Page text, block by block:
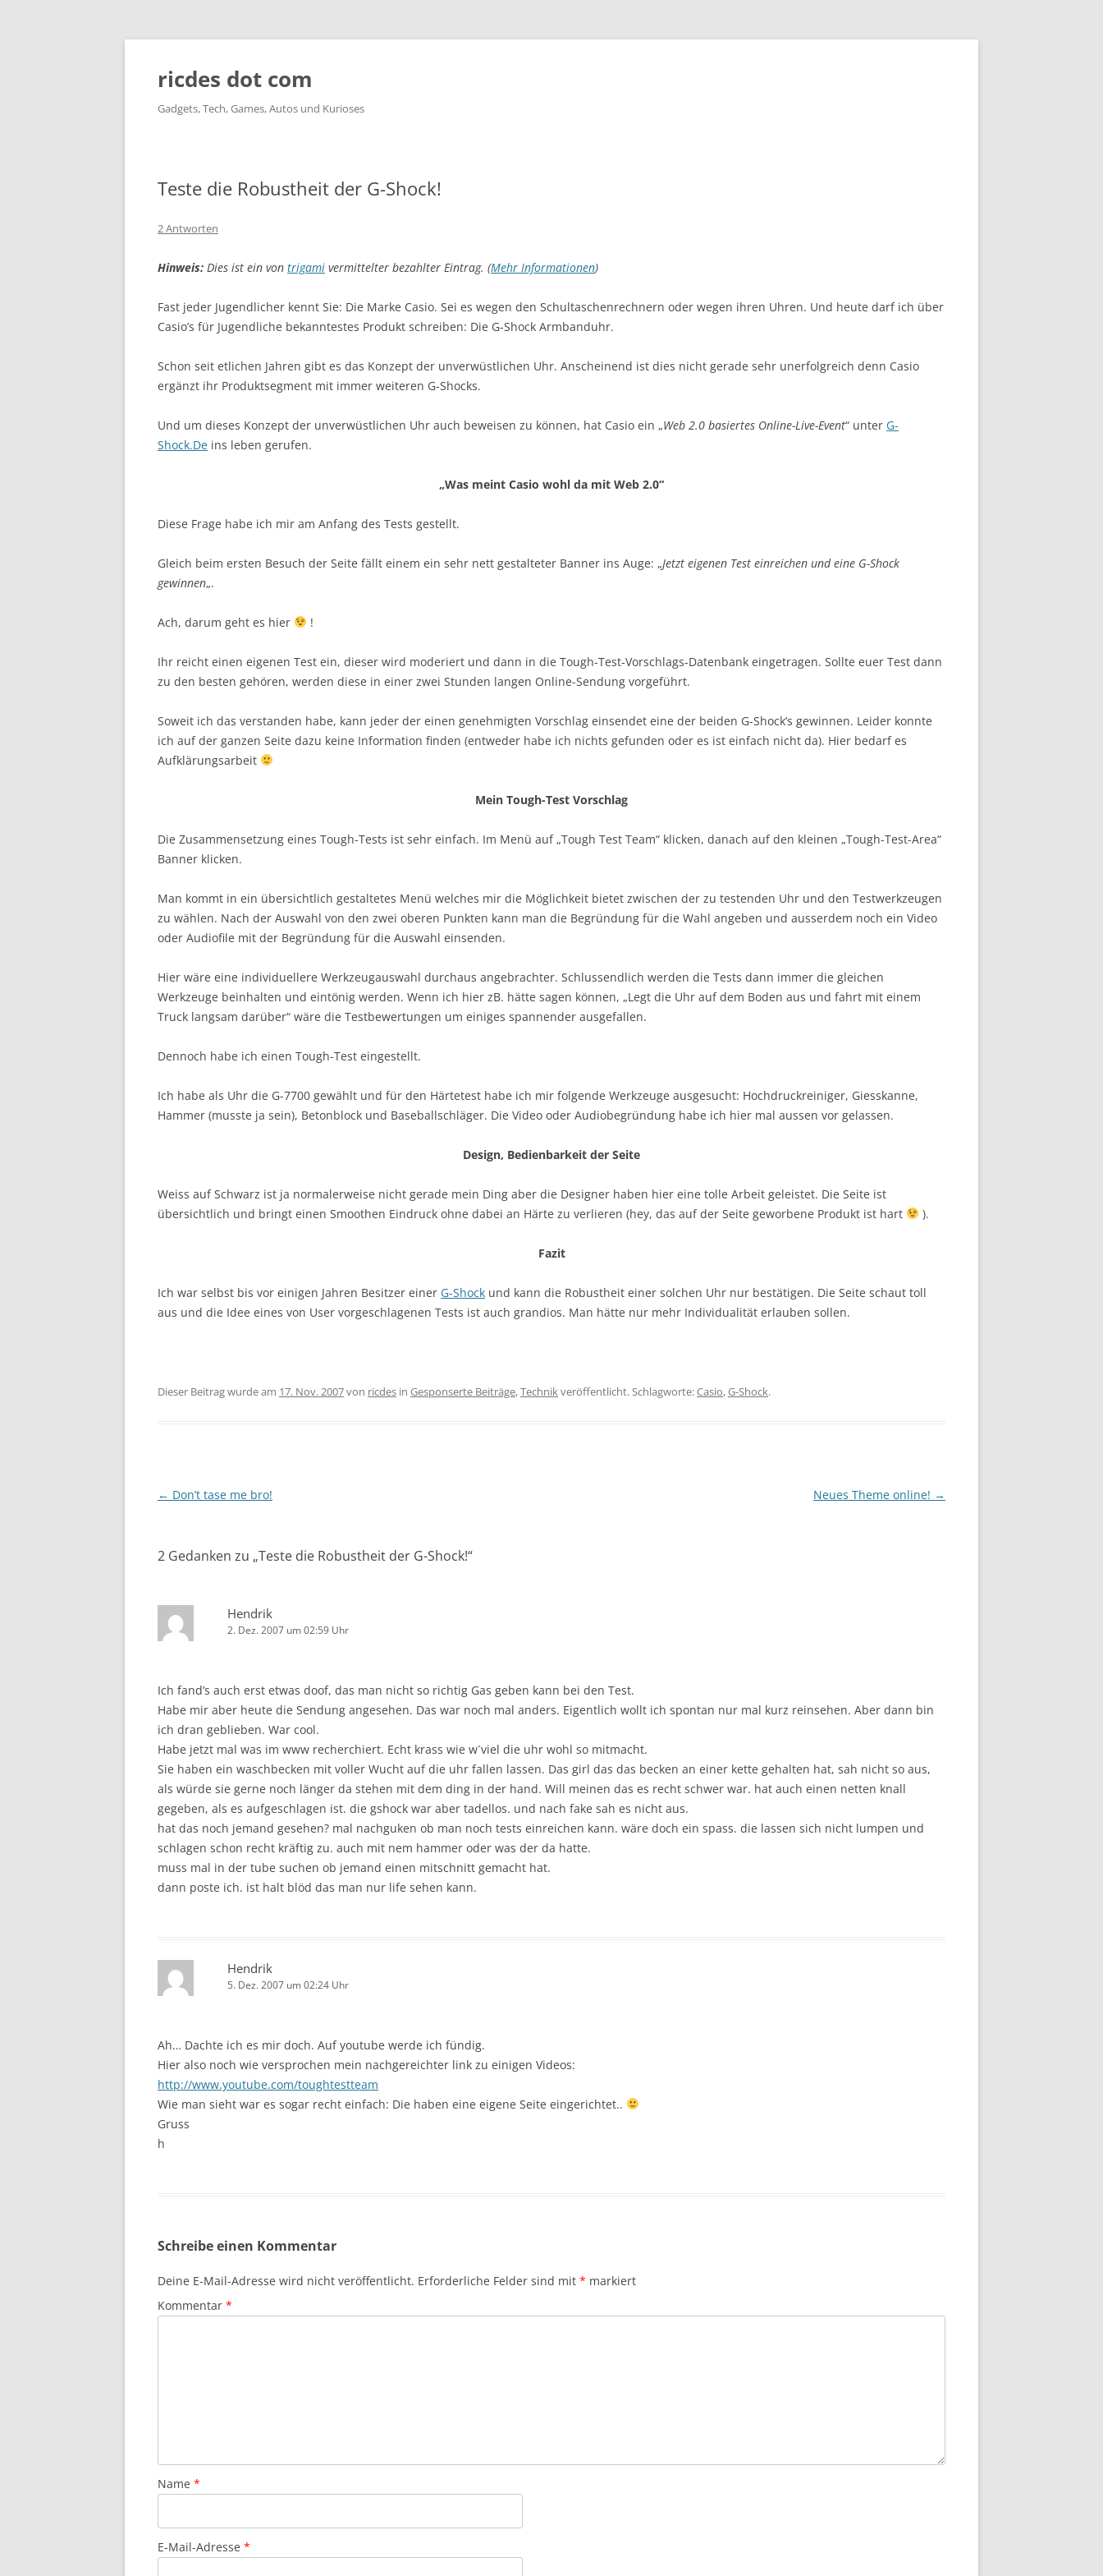
ricdes dot com
Gadgets, Tech, Games, Autos und Kurioses
Teste die Robustheit der G-Shock!
2 Antworten
Hinweis: Dies ist ein von trigami vermittelter bezahlter Eintrag. (Mehr Informationen)
Fast jeder Jugendlicher kennt Sie: Die Marke Casio. Sei es wegen den Schultaschenrechnern oder wegen ihren Uhren. Und heute darf ich über
Casio’s für Jugendliche bekanntestes Produkt schreiben: Die G-Shock Armbanduhr.
Schon seit etlichen Jahren gibt es das Konzept der unverwüstlichen Uhr. Anscheinend ist dies nicht gerade sehr unerfolgreich denn Casio
ergänzt ihr Produktsegment mit immer weiteren G-Shocks.
Und um dieses Konzept der unverwüstlichen Uhr auch beweisen zu können, hat Casio ein „Web 2.0 basiertes Online-Live-Event“ unter G-
Shock.De ins leben gerufen.
„Was meint Casio wohl da mit Web 2.0“
Diese Frage habe ich mir am Anfang des Tests gestellt.
Gleich beim ersten Besuch der Seite fällt einem ein sehr nett gestalteter Banner ins Auge: „Jetzt eigenen Test einreichen und eine G-Shock
gewinnen„.
Ach, darum geht es hier !
Ihr reicht einen eigenen Test ein, dieser wird moderiert und dann in die Tough-Test-Vorschlags-Datenbank eingetragen. Sollte euer Test dann
zu den besten gehören, werden diese in einer zwei Stunden langen Online-Sendung vorgeführt.
Soweit ich das verstanden habe, kann jeder der einen genehmigten Vorschlag einsendet eine der beiden G-Shock’s gewinnen. Leider konnte
ich auf der ganzen Seite dazu keine Information finden (entweder habe ich nichts gefunden oder es ist einfach nicht da). Hier bedarf es
Aufklärungsarbeit
Mein Tough-Test Vorschlag
Die Zusammensetzung eines Tough-Tests ist sehr einfach. Im Menü auf „Tough Test Team“ klicken, danach auf den kleinen „Tough-Test-Area“
Banner klicken.
Man kommt in ein übersichtlich gestaltetes Menü welches mir die Möglichkeit bietet zwischen der zu testenden Uhr und den Testwerkzeugen
zu wählen. Nach der Auswahl von den zwei oberen Punkten kann man die Begründung für die Wahl angeben und ausserdem noch ein Video
oder Audiofile mit der Begründung für die Auswahl einsenden.
Hier wäre eine individuellere Werkzeugauswahl durchaus angebrachter. Schlussendlich werden die Tests dann immer die gleichen
Werkzeuge beinhalten und eintönig werden. Wenn ich hier zB. hätte sagen können, „Legt die Uhr auf dem Boden aus und fahrt mit einem
Truck langsam darüber“ wäre die Testbewertungen um einiges spannender ausgefallen.
Dennoch habe ich einen Tough-Test eingestellt.
Ich habe als Uhr die G-7700 gewählt und für den Härtetest habe ich mir folgende Werkzeuge ausgesucht: Hochdruckreiniger, Giesskanne,
Hammer (musste ja sein), Betonblock und Baseballschläger. Die Video oder Audiobegründung habe ich hier mal aussen vor gelassen.
Design, Bedienbarkeit der Seite
Weiss auf Schwarz ist ja normalerweise nicht gerade mein Ding aber die Designer haben hier eine tolle Arbeit geleistet. Die Seite ist
übersichtlich und bringt einen Smoothen Eindruck ohne dabei an Härte zu verlieren (hey, das auf der Seite geworbene Produkt ist hart
).
Fazit
Ich war selbst bis vor einigen Jahren Besitzer einer G-Shock und kann die Robustheit einer solchen Uhr nur bestätigen. Die Seite schaut toll
aus und die Idee eines von User vorgeschlagenen Tests ist auch grandios. Man hätte nur mehr Individualität erlauben sollen.
Dieser Beitrag wurde am 17. Nov. 2007von ricdes in Gesponserte Beiträge,Technikveröffentlicht. Schlagworte:Casio,G-Shock.
Beitragsnavigation
← Don’t tase me bro! Neues Theme online! →
2 Gedanken zu „Teste die Robustheit der G-Shock!“
Hendrik
2. Dez. 2007 um 02:59 Uhr
Ich fand’s auch erst etwas doof, das man nicht so richtig Gas geben kann bei den Test.
Habe mir aber heute die Sendung angesehen. Das war noch mal anders. Eigentlich wollt ich spontan nur mal kurz reinsehen. Aber dann bin
ich dran geblieben. War cool.
Habe jetzt mal was im www recherchiert. Echt krass wie w´viel die uhr wohl so mitmacht.
Sie haben ein waschbecken mit voller Wucht auf die uhr fallen lassen. Das girl das das becken an einer kette gehalten hat, sah nicht so aus,
als würde sie gerne noch länger da stehen mit dem ding in der hand. Will meinen das es recht schwer war. hat auch einen netten knall
gegeben, als es aufgeschlagen ist. die gshock war aber tadellos. und nach fake sah es nicht aus.
hat das noch jemand gesehen? mal nachguken ob man noch tests einreichen kann. wäre doch ein spass. die lassen sich nicht lumpen und
schlagen schon recht kräftig zu. auch mit nem hammer oder was der da hatte.
muss mal in der tube suchen ob jemand einen mitschnitt gemacht hat.
dann poste ich. ist halt blöd das man nur life sehen kann.
Hendrik
5. Dez. 2007 um 02:24 Uhr
Ah… Dachte ich es mir doch. Auf youtube werde ich fündig.
Hier also noch wie versprochen mein nachgereichter link zu einigen Videos:
http://www.youtube.com/toughtestteam
Wie man sieht war es sogar recht einfach: Die haben eine eigene Seite eingerichtet..
Gruss
h
Schreibe einen Kommentar
Deine E-Mail-Adresse wird nicht veröffentlicht. Erforderliche Felder sind mit * markiert
Kommentar *
Name *
E-Mail-Adresse *